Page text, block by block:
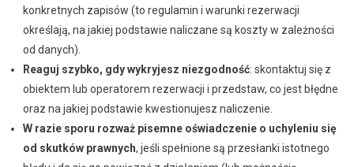
konkretnych zapisów (to regulamin i warunki rezerwacji
określają, na jakiej podstawie naliczane są koszty w zależności
od danych).
Reaguj szybko, gdy wykryjesz niezgodność: skontaktuj się z
obiektem lub operatorem rezerwacji i przedstaw, co jest błędne
oraz na jakiej podstawie kwestionujesz naliczenie.
W razie sporu rozważ pisemne oświadczenie o uchyleniu się
od skutków prawnych, jeśli spełnione są przesłanki istotnego